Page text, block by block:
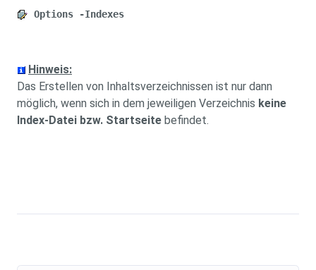
Options -Indexes
Hinweis:
Das Erstellen von Inhaltsverzeichnissen ist nur dann
möglich, wenn sich in dem jeweiligen Verzeichnis keine
Index-Datei bzw. Startseite befindet.